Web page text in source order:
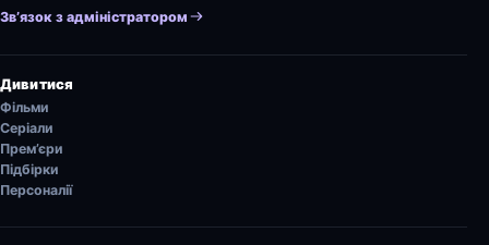
Зв’язок з адміністратором
Дивитися
Фільми
Серіали
Прем’єри
Підбірки
Персоналії